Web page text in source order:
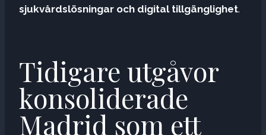
sjukvårdslösningar och digital tillgänglighet.
Tidigare utgåvor
konsoliderade
Madrid som ett